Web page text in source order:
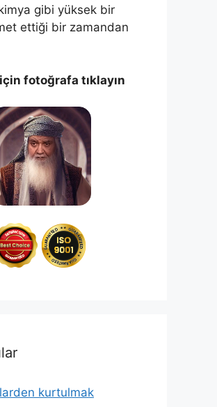
gibi yüksek bir
ettiği bir zamandan
fotoğrafa tıklayın
kurtulmak